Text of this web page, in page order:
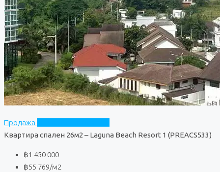
Продажа
Квартира спален 26м2 – Laguna Beach Resort 1 (PREACS533)
฿1 450 000
฿55 769/м2